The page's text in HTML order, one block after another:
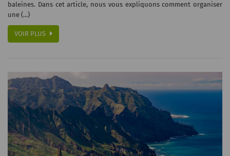
baleines. Dans cet article, nous vous expliquons comment organiser
une (...)
VOIR PLUS